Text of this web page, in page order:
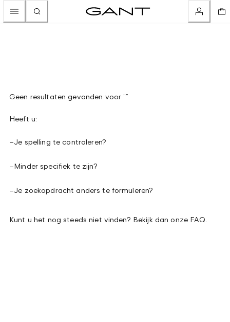
Geen resultaten gevonden voor “”
Heeft u:
–Je spelling te controleren?
–Minder specifiek te zijn?
–Je zoekopdracht anders te formuleren?
Kunt u het nog steeds niet vinden? Bekijk dan onze FAQ.